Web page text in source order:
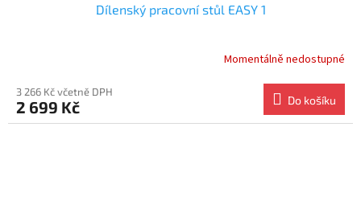
Dílenský pracovní stůl EASY 1
Momentálně nedostupné
3 266 Kč včetně DPH
2 699 Kč Do košíku